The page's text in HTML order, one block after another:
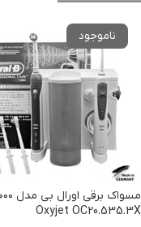
مسواک برقی
Oxyjet OC20.535.3X